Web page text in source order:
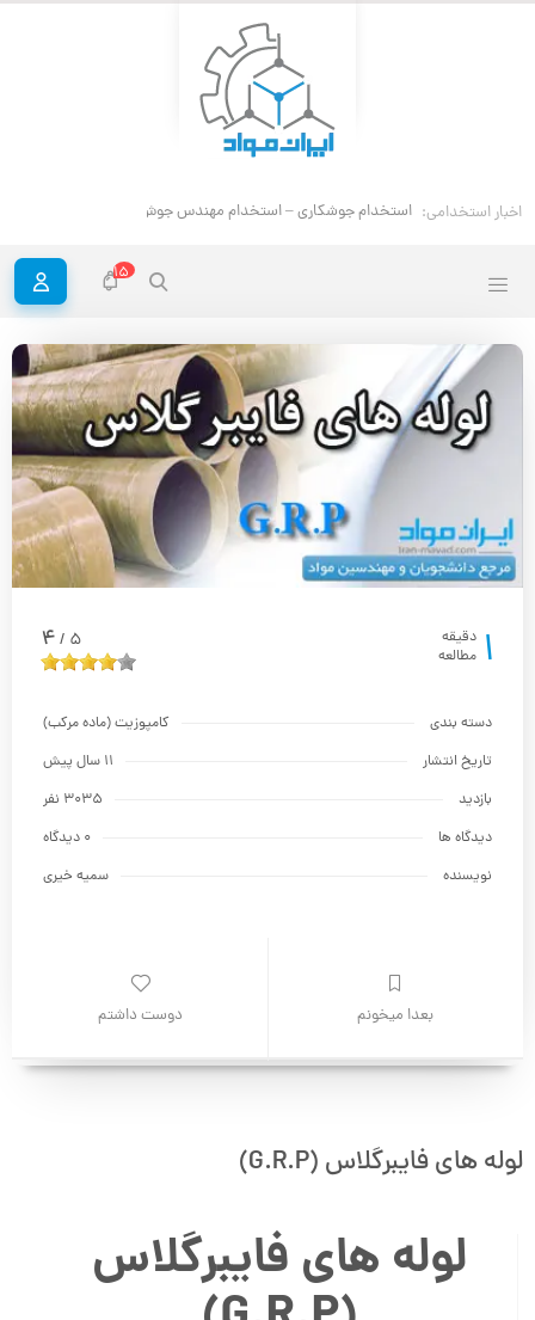
اخبار استخدامی: استخدام جوشکاری – استخدام مهندس جوش
15
1 دقیقه
مطالعه
5
/
4
دسته بندی
کامپوزیت (ماده مرکب)
تاریخ انتشار
11 سال پیش
بازدید
3035 نفر
دیدگاه ها
0 دیدگاه
نویسنده
سمیه خیری
بعدا میخونم دوست داشتم
لوله های فایبرگلاس (G.R.P)
لوله های فایبرگلاس